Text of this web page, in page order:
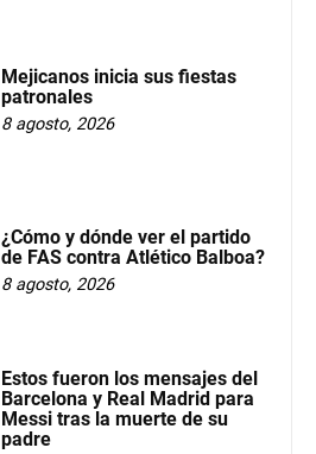
Mejicanos inicia sus fiestas
patronales
8 agosto, 2026
¿Cómo y dónde ver el partido
de FAS contra Atlético Balboa?
8 agosto, 2026
Estos fueron los mensajes del
Barcelona y Real Madrid para
Messi tras la muerte de su
padre